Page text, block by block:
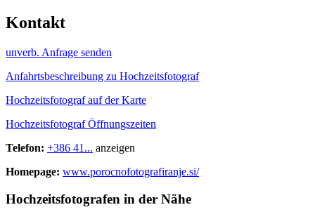
Kontakt
unverb. Anfrage senden
Anfahrtsbeschreibung zu Hochzeitsfotograf
Hochzeitsfotograf auf der Karte
Hochzeitsfotograf Öffnungszeiten
Telefon: +386 41... anzeigen
Homepage: www.porocnofotografiranje.si/
Hochzeitsfotografen in der Nähe